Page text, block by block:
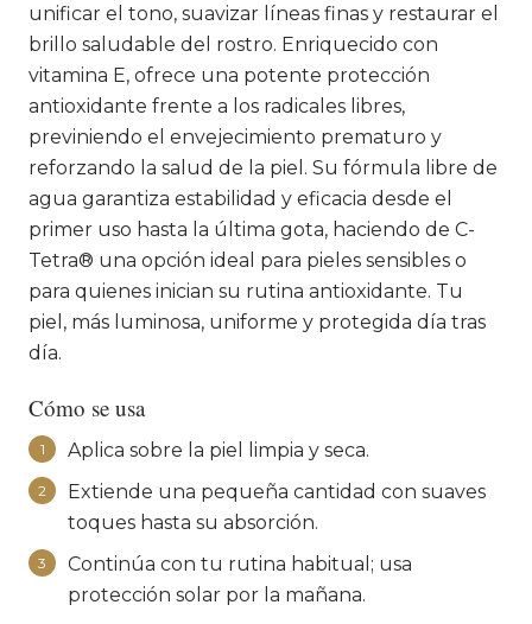
unificar el tono, suavizar líneas finas y restaurar el
brillo saludable del rostro. Enriquecido con
vitamina E, ofrece una potente protección
antioxidante frente a los radicales libres,
previniendo el envejecimiento prematuro y
reforzando la salud de la piel. Su fórmula libre de
agua garantiza estabilidad y eficacia desde el
primer uso hasta la última gota, haciendo de C-
Tetra® una opción ideal para pieles sensibles o
para quienes inician su rutina antioxidante. Tu
piel, más luminosa, uniforme y protegida día tras
día.
Cómo se usa
1 Aplica sobre la piel limpia y seca.
2
Extiende una pequeña cantidad con suaves
toques hasta su absorción.
3
Continúa con tu rutina habitual; usa
protección solar por la mañana.